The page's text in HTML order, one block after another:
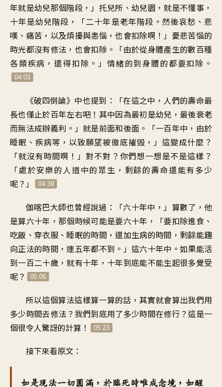
年就是幼兒那個階段 ，」 托兒所、幼兒園 ，就是不懂事 ，
十年是幼兒階段 ，「二十年是老年階段 。 然後哀愁、悲
嘆、痛苦 ， 以及煩擾與恚惱 ，也會扣除啊 ！」 憂悲苦惱的
時光都沒有修法 ， 也會扣除 。「由於從身體產生的數百種
各類疾病 ，還得扣除 。」情緒的到身體的都要扣除 。
04:03
《破四倒論》中也提到 ：「在這之中 ， 人們的壽命最
長也僅止於百年左右吧 ！ 其中因為最初是幼兒 ， 最後衰老
而無法成辦義利 。」就是前面和後面 。「一百年中 ， 由於
睡眠、疾病等 ， 以致願望被徹底摧毀 ，」 這變成什麼 ？
「就沒有時間啊 ！」對不對 ？ 你們想一想是不是這樣 ？
「處於安樂的人道中的眾生 ， 剩餘的壽命還能有多少
呢？」 04:39
伽喀巴大師也曾經說過 ：「六十年中 ，」 算數了 ，他
是算六十年 ，那個時候可能是要六十年 ，「要扣除進食、
吃飯、穿衣服 、睡眠的時間 ，還加生病的時間 ， 剩餘能趣
向正法的時間 ，連五年都不到 。」 這六十年中 。如果能活
到一百二十歲 ，就有十年 ， 十年到底能不能生起很多覺受
呢？ 05:06
所以這個算法這樣算一算的話 ，其實就會算出我們用
多少時間去修法？ 我們到底用了多少時間在修行？ 這是一
個很令人驚訝的計算 ！ 05:23
接下來看原文 ：
如是現法一切圓滿 ， 於臨死時唯成念境 ， 如醒